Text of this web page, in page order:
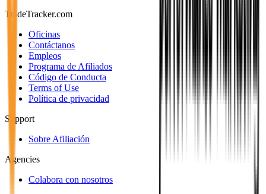
TradeTracker.com
Oficinas
Contáctanos
Empleos
Programa de Afiliados
Código de Conducta
Terms of Use
Política de privacidad
Support
Sobre Afiliación
Agencies
Colabora con nosotros